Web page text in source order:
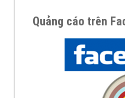
Quảng cáo trên